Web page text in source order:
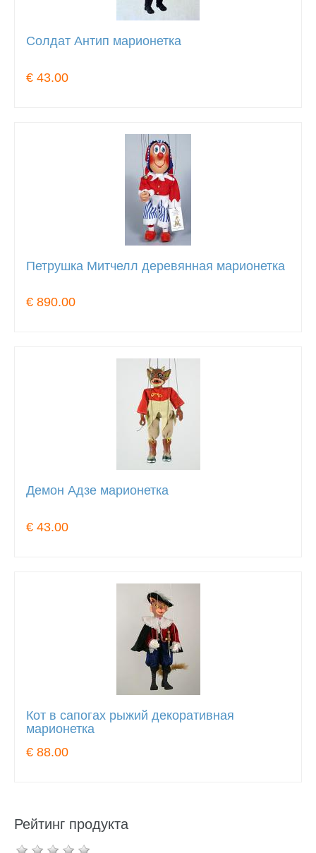
Солдат Антип марионетка
€ 43.00
Петрушка Митчелл деревянная марионетка
€ 890.00
Демон Адзе марионетка
€ 43.00
Кот в сапогах рыжий декоративная
марионетка
€ 88.00
Рейтинг продукта